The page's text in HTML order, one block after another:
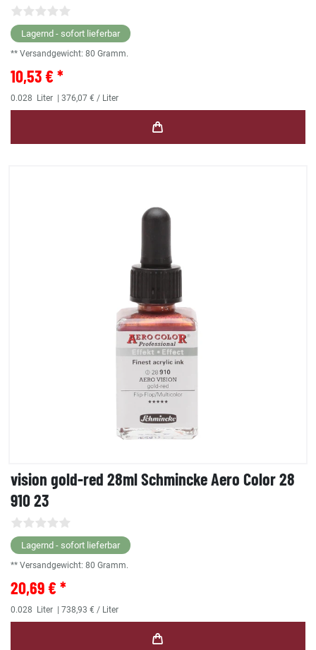
Lagernd - sofort lieferbar
** Versandgewicht: 80 Gramm.
10,53 € *
0.028 Liter | 376,07 € / Liter
vision gold-red 28ml Schmincke Aero Color 28
910 23
Lagernd - sofort lieferbar
** Versandgewicht: 80 Gramm.
20,69 € *
0.028 Liter | 738,93 € / Liter